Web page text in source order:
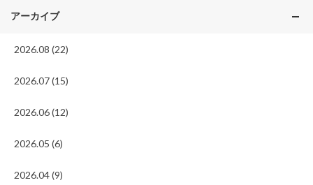
アーカイブ
2026.08 (22)
2026.07 (15)
2026.06 (12)
2026.05 (6)
2026.04 (9)